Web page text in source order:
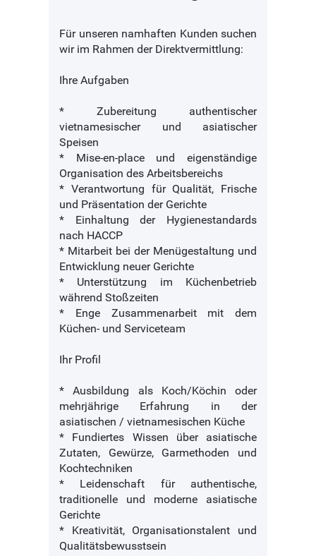
Für unseren namhaften Kunden suchen
wir im Rahmen der Direktvermittlung:
Ihre Aufgaben
* Zubereitung authentischer
vietnamesischer und asiatischer
Speisen
* Mise-en-place und eigenständige
Organisation des Arbeitsbereichs
* Verantwortung für Qualität, Frische
und Präsentation der Gerichte
* Einhaltung der Hygienestandards
nach HACCP
* Mitarbeit bei der Menügestaltung und
Entwicklung neuer Gerichte
* Unterstützung im Küchenbetrieb
während Stoßzeiten
* Enge Zusammenarbeit mit dem
Küchen- und Serviceteam
Ihr Profil
* Ausbildung als Koch/Köchin oder
mehrjährige Erfahrung in der
asiatischen / vietnamesischen Küche
* Fundiertes Wissen über asiatische
Zutaten, Gewürze, Garmethoden und
Kochtechniken
* Leidenschaft für authentische,
traditionelle und moderne asiatische
Gerichte
* Kreativität, Organisationstalent und
Qualitätsbewusstsein